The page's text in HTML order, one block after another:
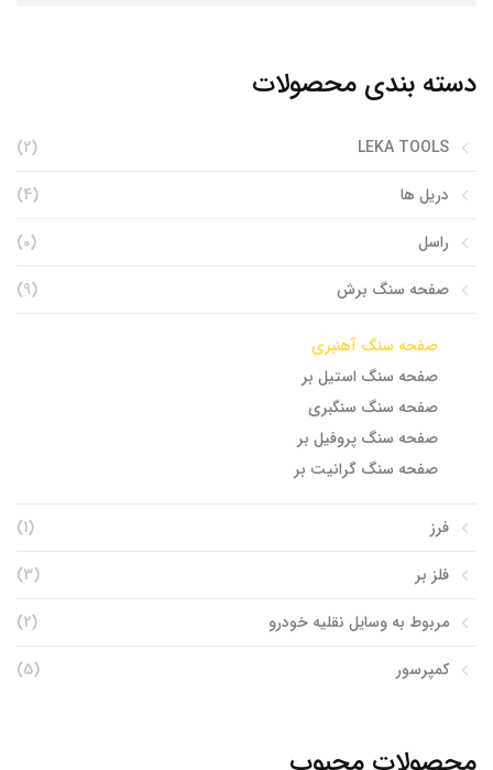
دسته بندی محصولات
LEKA TOOLS
(2)
دریل ها
(4)
راسل
(0)
صفحه سنگ برش
(9)
صفحه سنگ آهنبری
صفحه سنگ استیل بر
صفحه سنگ سنگبری
صفحه سنگ پروفیل بر
صفحه سنگ گرانیت بر
فرز
(1)
فلز بر
(3)
مربوط به وسایل نقلیه خودرو
(2)
کمپرسور
(5)